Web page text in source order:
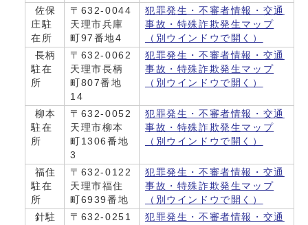
佐保
庄駐
在所
〒632-0044
天理市兵庫
町97番地4
犯罪発生・不審者情報・交通
事故・特殊詐欺発生マップ
（別ウインドウで開く）
長柄
駐在
所
〒632-0062
天理市長柄
町807番地
14
犯罪発生・不審者情報・交通
事故・特殊詐欺発生マップ
（別ウインドウで開く）
柳本
駐在
所
〒632-0052
天理市柳本
町1306番地
3
犯罪発生・不審者情報・交通
事故・特殊詐欺発生マップ
（別ウインドウで開く）
福住
駐在
所
〒632-0122
天理市福住
町6939番地
犯罪発生・不審者情報・交通
事故・特殊詐欺発生マップ
（別ウインドウで開く）
針駐
〒632-0251
犯罪発生・不審者情報・交通